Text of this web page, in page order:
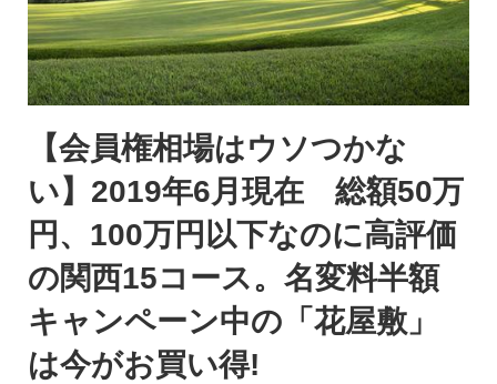
【会員権相場はウソつかな
い】2019年6月現在 総額50万
円、100万円以下なのに高評価
の関西15コース。名変料半額
キャンペーン中の「花屋敷」
は今がお買い得!